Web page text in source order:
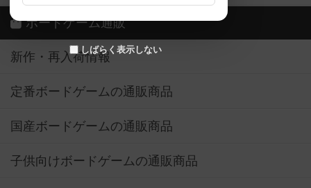
しばらく表示しない
ボードゲーム通販
新作・再入荷情報
定番ボードゲームの通販商品
国産ボードゲームの通販商品
子供向けボードゲームの通販商品